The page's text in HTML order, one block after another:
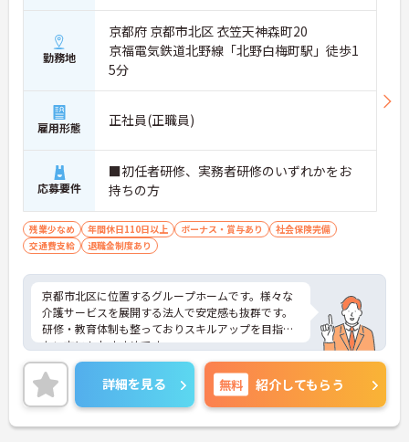
勤務地
京都府 京都市北区 衣笠天神森町20
京福電気鉄道北野線「北野白梅町駅」徒歩1
5分
雇用形態 正社員(正職員)
応募要件
■初任者研修、実務者研修のいずれかをお
持ちの方
残業少なめ 年間休日110日以上 ボーナス・賞与あり
社会保険完備
交通費支給
退職金制度あり
京都市北区に位置するグループホームです。様々な
介護サービスを展開する法人で安定感も抜群です。
研修・教育体制も整っておりスキルアップを目指し
たい方にもおすすめです。
ご興味をお持ちの方には詳細の情報や面接のポイン
トをお伝えしますのでお気軽にお問い合わせくださ
いませ。
詳細を見る 無料 紹介してもらう